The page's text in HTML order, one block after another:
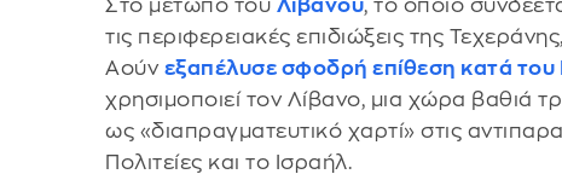
Στο μέτωπο του Λιβάνου, το οποίο
τις περιφερειακές επιδιώξεις της
Αούν εξαπέλυσε σφοδρή επίθεση κατά του
χρησιμοποιεί τον Λίβανο, μια χώρα βαθιά
ως «διαπραγματευτικό χαρτί» στις
Πολιτείες και το Ισραήλ.